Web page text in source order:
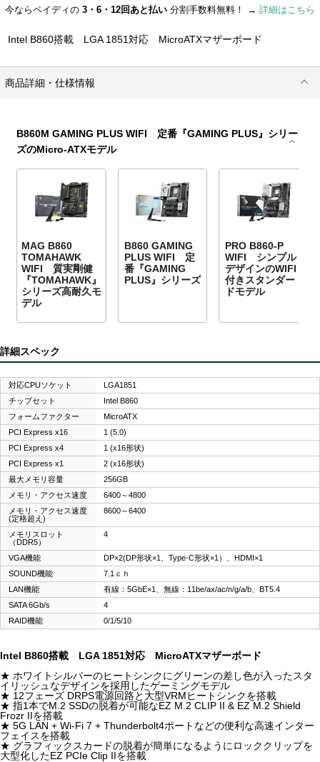
今ならペイディの 3・6・12回あと払い 分割手数料無料！ → 詳細はこちら
Intel B860搭載 LGA 1851対応 MicroATXマザーボード
商品詳細・仕様情報
B860M GAMING PLUS WIFI 定番『GAMING PLUS』シリー
ズのMicro-ATXモデル
MAG B860
TOMAHAWK
WIFI 質実剛健
『TOMAHAWK』
シリーズ高耐久モ
デル
B860 GAMING
PLUS WIFI 定
番『GAMING
PLUS』シリーズ
PRO B860-P
WIFI シンプル
デザインのWIFI
付きスタンダー
ドモデル
詳細スペック
対応CPUソケット
LGA1851
チップセット
Intel B860
フォームファクター
MicroATX
PCI Express x16
1 (5.0)
PCI Express x4
1 (x16形状)
PCI Express x1
2 (x16形状)
最大メモリ容量
256GB
メモリ・アクセス速度
6400～4800
メモリ・アクセス速度
(定格超え)
8600～6400
メモリスロット
（DDR5）
4
VGA機能
DP×2(DP形状×1、Type-C形状×1）、HDMI×1
SOUND機能
7.1ｃｈ
LAN機能
有線：5GbE×1、無線：11be/ax/ac/n/g/a/b、BT5.4
SATA 6Gb/s
4
RAID機能
0/1/5/10
Intel B860搭載 LGA 1851対応 MicroATXマザーボード
★ ホワイトシルバーのヒートシンクにグリーンの差し色が入ったスタ
イリッシュなデザインを採用したゲーミングモデル
★ 12フェーズ DRPS電源回路と大型VRMヒートシンクを搭載
★ 指1本でM.2 SSDの脱着が可能なEZ M.2 CLIP II & EZ M.2 Shield
Frozr IIを搭載
★ 5G LAN + Wi-Fi 7 + Thunderbolt4ポートなどの便利な高速インター
フェイスを搭載
★ グラフィックスカードの脱着が簡単になるようにロッククリップを
大型化したEZ PCIe Clip IIを搭載